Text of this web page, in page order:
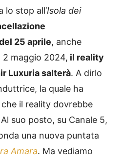
lo stop all’Isola dei
25 aprile, anche
2 maggio 2024, il reality
Luxuria salterà. A dirlo
la quale ha
il reality dovrebbe
suo posto, su Canale 5,
una nuova puntata
Amara. Ma vediamo